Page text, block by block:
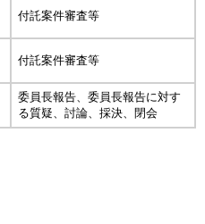
付託案件審査等
付託案件審査等
委員長報告、委員長報告に対す
る質疑、討論、採決、閉会